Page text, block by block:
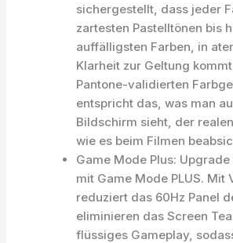
sichergestellt, dass jeder
zartesten Pastelltönen bis
auffälligsten Farben, in
Klarheit zur Geltung
Pantone-validierten
entspricht das, was man
Bildschirm sieht, der
wie es beim Filmen
Game Mode Plus:
mit Game Mode PLUS. Mit
reduziert das 60Hz Panel
eliminieren das Screen
flüssiges Gameplay,